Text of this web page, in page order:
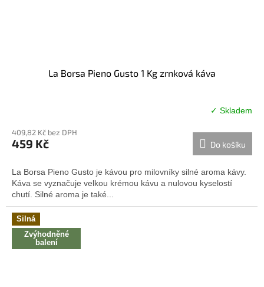
La Borsa Pieno Gusto 1 Kg zrnková káva
produktu
je
z
5
hvězdiček.
✓ Skladem
409,82 Kč bez DPH
459 Kč Do košíku
La Borsa Pieno Gusto je kávou pro milovníky silné aroma kávy.
Káva se vyznačuje velkou krémou kávu a nulovou kyselostí
chutí. Silné aroma je také...
Silná
Zvýhodněné
balení